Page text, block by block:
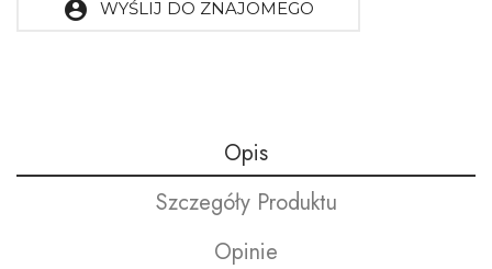
account_circle WYŚLIJ DO ZNAJOMEGO
Opis
Szczegóły Produktu
Opinie